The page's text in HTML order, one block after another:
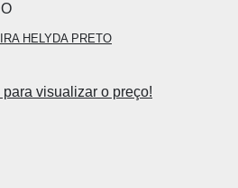
HELYDA PRETO
para visualizar o preço!